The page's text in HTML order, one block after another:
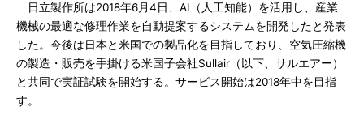
日立製作所は2018年6月4日、AI（人工知能）を活用し、産業
機械の最適な修理作業を自動提案するシステムを開発したと発表
した。今後は日本と米国での製品化を目指しており、空気圧縮機
の製造・販売を手掛ける米国子会社Sullair（以下、サルエアー）
と共同で実証試験を開始する。サービス開始は2018年中を目指
す。